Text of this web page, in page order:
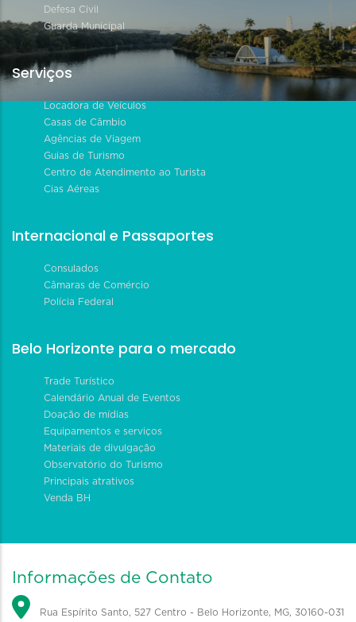
Defesa Civil
Guarda Municipal
Serviços
Locadora de Veículos
Casas de Câmbio
Agências de Viagem
Guias de Turismo
Centro de Atendimento ao Turista
Cias Aéreas
Internacional e Passaportes
Consulados
Câmaras de Comércio
Polícia Federal
Belo Horizonte para o mercado
Trade Turístico
Calendário Anual de Eventos
Doação de mídias
Equipamentos e serviços
Materiais de divulgação
Observatório do Turismo
Principais atrativos
Venda BH
Informações de Contato
Rua Espírito Santo, 527 Centro - Belo Horizonte, MG, 30160-031